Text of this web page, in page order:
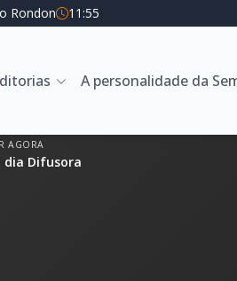
Rondon 11:55
A personalidade da
AGORA
dia Difusora